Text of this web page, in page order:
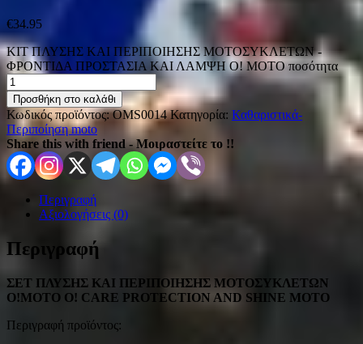
€34.95
ΚΙΤ ΠΛΥΣΗΣ ΚΑΙ ΠΕΡΙΠΟΙΗΣΗΣ ΜΟΤΟΣΥΚΛΕΤΩΝ -
ΦΡΟΝΤΙΔΑ ΠΡΟΣΤΑΣΙΑ ΚΑΙ ΛΑΜΨΗ O! MOTO ποσότητα
Προσθήκη στο καλάθι
Κωδικός προϊόντος:OMS0014 Κατηγορία: Καθαριστικά-
Περιποίηση moto
Share this with friend - Μοιραστείτε το !!
Περιγραφή
Αξιολογήσεις (0)
Περιγραφή
ΣΕΤ ΠΛΥΣΗΣ ΚΑΙ ΠΕΡΙΠΟΙΗΣΗΣ ΜΟΤΟΣΥΚΛΕΤΩΝ
O!MOTO O! CARE PROTECTION AND SHINE MOTO
Περιγραφή προϊόντος: